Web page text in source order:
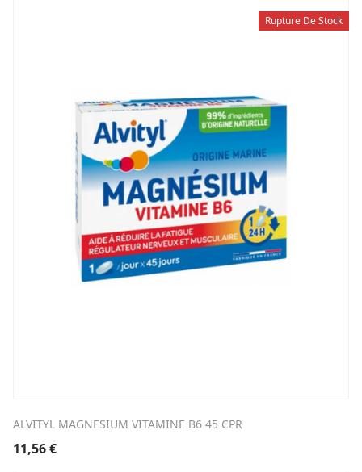
Rupture De Stock
ALVITYL MAGNESIUM VITAMINE B6 45 CPR
11,56€